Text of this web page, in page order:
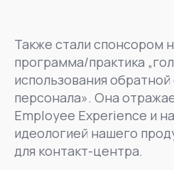
Также стали спонсором
программа/практика
использования обратной
персонала». Она
Employee Experience и
идеологией нашего
для контакт-центра.